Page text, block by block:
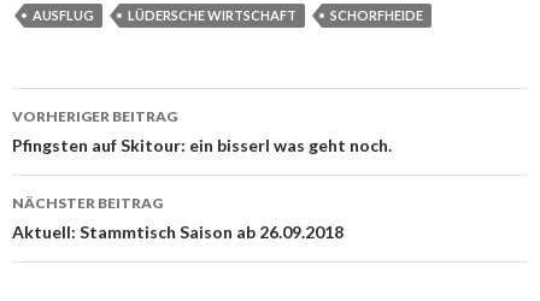
AUSFLUG LÜDERSCHE WIRTSCHAFT SCHORFHEIDE
Beitrags-
Navigation
VORHERIGER BEITRAG
Pfingsten auf Skitour: ein bisserl was geht noch.
NÄCHSTER BEITRAG
Aktuell: Stammtisch Saison ab 26.09.2018